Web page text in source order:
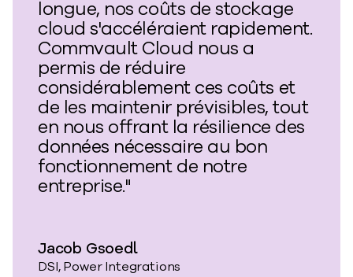
longue, nos coûts de stockage
cloud s'accéléraient rapidement.
Commvault Cloud nous a
permis de réduire
considérablement ces coûts et
de les maintenir prévisibles, tout
en nous offrant la résilience des
données nécessaire au bon
fonctionnement de notre
entreprise."
Jacob Gsoedl
DSI, Power Integrations